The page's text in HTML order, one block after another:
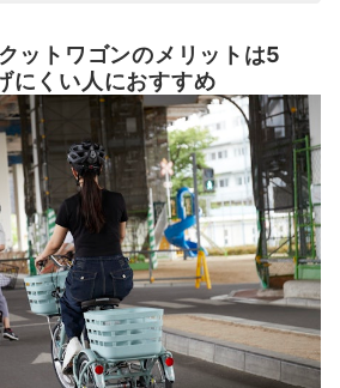
ットワゴンのメリットは5
にくい人におすすめ